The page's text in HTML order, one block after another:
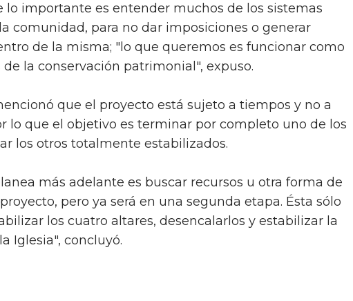
lo importante es entender muchos de los sistemas
comunidad, para no dar imposiciones o generar
de la misma; "lo que queremos es funcionar como
la conservación patrimonial", expuso.
que el proyecto está sujeto a tiempos y no a
lo que el objetivo es terminar por completo uno de los
los otros totalmente estabilizados.
más adelante es buscar recursos u otra forma de
pero ya será en una segunda etapa. Ésta sólo
los cuatro altares, desencalarlos y estabilizar la
Iglesia", concluyó.